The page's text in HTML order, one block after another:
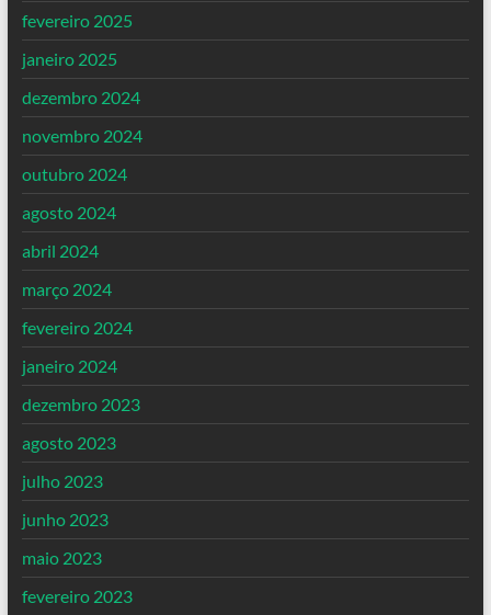
fevereiro 2025
janeiro 2025
dezembro 2024
novembro 2024
outubro 2024
agosto 2024
abril 2024
março 2024
fevereiro 2024
janeiro 2024
dezembro 2023
agosto 2023
julho 2023
junho 2023
maio 2023
fevereiro 2023